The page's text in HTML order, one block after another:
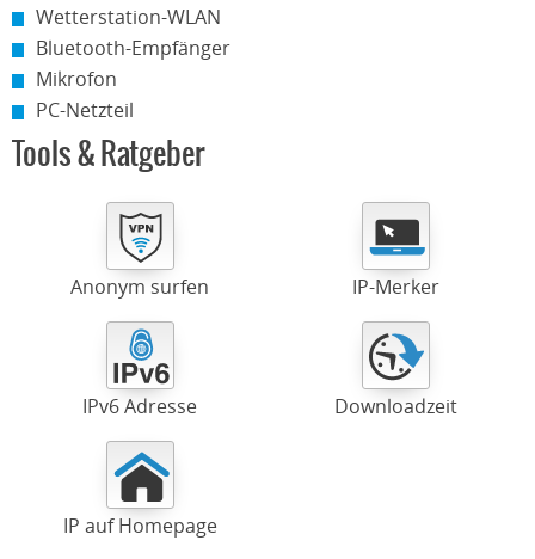
Wetterstation-WLAN
Bluetooth-Empfänger
Mikrofon
PC-Netzteil
Tools & Ratgeber
Anonym surfen IP-Merker
IPv6 Adresse Downloadzeit
IP auf Homepage